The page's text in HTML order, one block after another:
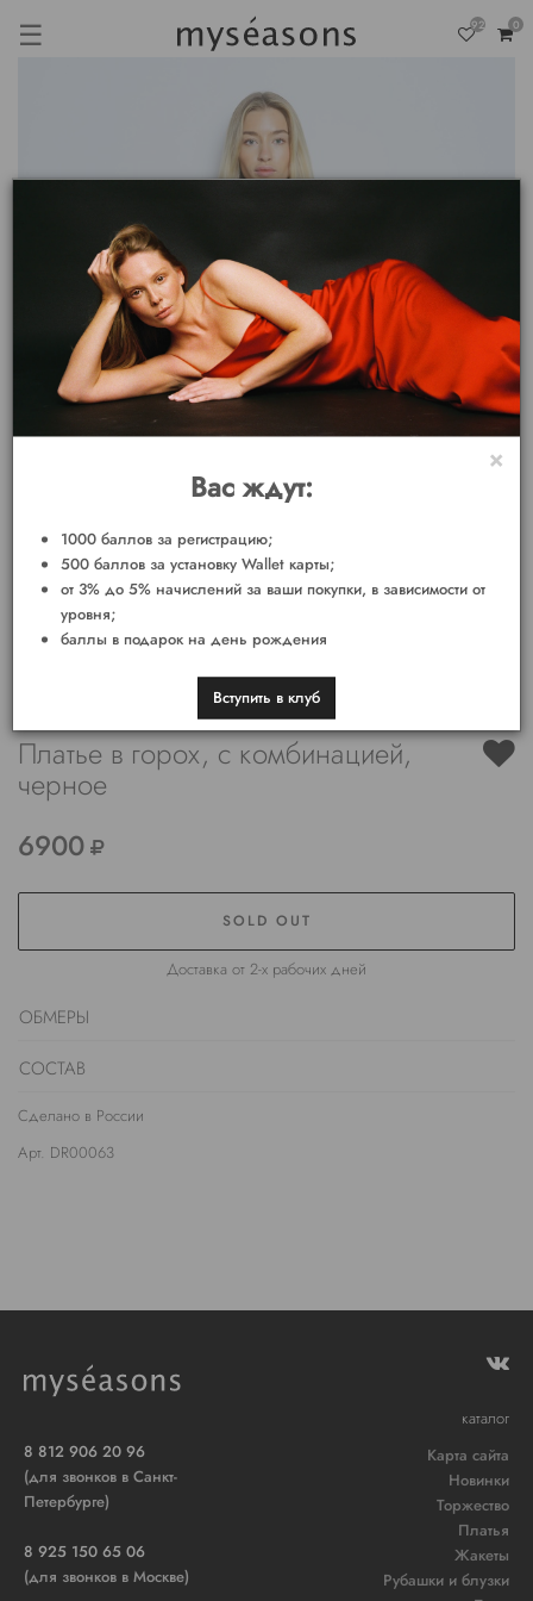
☰ 92 0
Платье в горох, с комбинацией,
черное
6900
SOLD OUT
Доставка от 2-х рабочих дней
ОБМЕРЫ
СОСТАВ
Сделано в России
Арт. DR00063
8 812 906 20 96
(для звонков в Санкт-
Петербурге)
8 925 150 65 06
(для звонков в Москве)
каталог
Карта сайта
Новинки
Торжество
Платья
Жакеты
Рубашки и блузки
×
Вас ждут:
1000 баллов за регистрацию;
500 баллов за установку Wallet карты;
от 3% до 5% начислений за ваши покупки, в зависимости от
уровня;
баллы в подарок на день рождения
Вступить в клуб